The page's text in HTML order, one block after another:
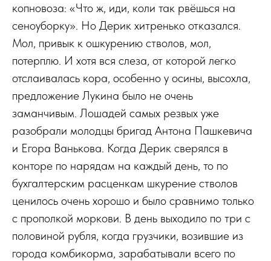
копновоза: «Что ж, иди, коли так рвёшься на
сеноуборку». Но Дерик хитренько отказался.
Мол, привык к ошкурению стволов, мол,
потерплю. И хотя вся слеза, от которой легко
отслаивалась кора, особенно у осины, высохла,
предложение Лукина было не очень
заманчивым. Лошадей самых резвых уже
разобрали молодцы бригад Антона Пашкевича
и Егора Ванькова. Когда Дерик сверялся в
конторе по нарядам на каждый день, то по
бухгалтерским расценкам шкурение стволов
ценилось очень хорошо и было сравнимо только
с прополкой моркови. В день выходило по три с
половиной рубля, когда грузчики, возившие из
города комбикорма, зарабатывали всего по